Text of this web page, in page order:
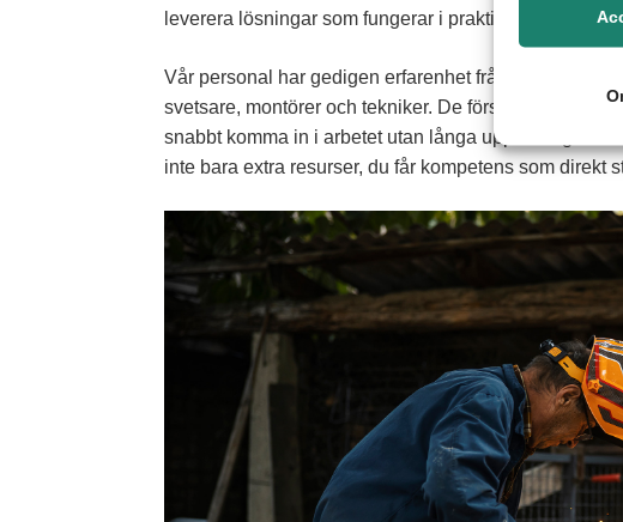
leverera lösningar som fungerar i praktiken.
Vår personal har gedigen erfarenhet från industrin
svetsare, montörer och tekniker. De förstår
snabbt komma in i arbetet utan långa
inte bara extra resurser, du får kompetens som direkt